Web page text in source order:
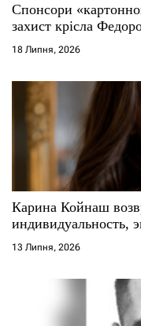
Спонсори
захист крісла
18 Липня, 2026
Карина Койнаш
индивидуальность,
13 Липня, 2026